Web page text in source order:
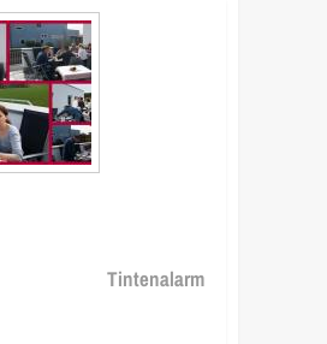
Tintenalarm